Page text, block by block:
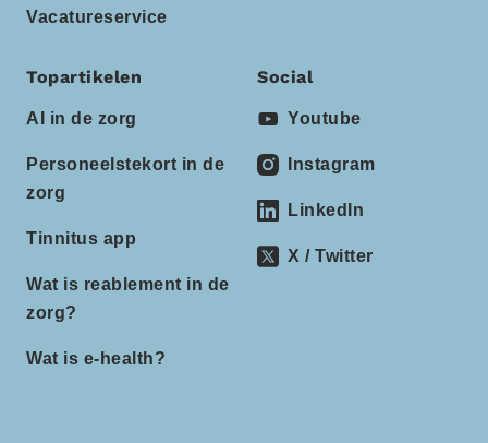
Vacatureservice
Topartikelen
AI in de zorg
Personeelstekort in de
zorg
Tinnitus app
Wat is reablement in de
zorg?
Wat is e-health?
Social
Youtube
Instagram
LinkedIn
X / Twitter